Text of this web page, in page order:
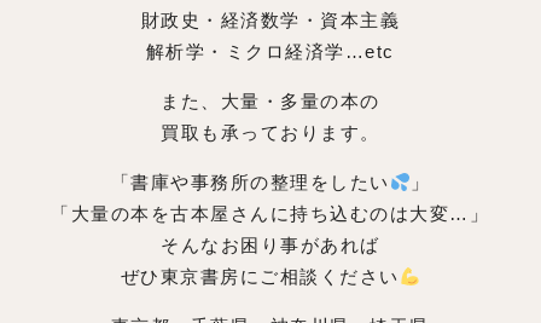
財政史・経済数学・資本主義
解析学・ミクロ経済学…etc
また、大量・多量の本の
買取も承っております。
「書庫や事務所の整理をしたい
」
「大量の本を古本屋さんに持ち込むのは大変…」
そんなお困り事があれば
ぜひ東京書房にご相談ください